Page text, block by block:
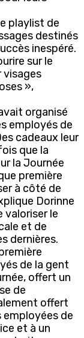
playlist de
destinés
inespéré.
sur le
visages
»,
organisé
employés de
cadeaux leur
que la
la Journée
première
à côté de
Dorinne
valoriser le
et de
dernières.
de la gent
offert un
de
offert
employées de
et à un